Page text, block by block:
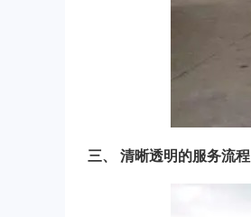
三、 清晰透明的服务流程